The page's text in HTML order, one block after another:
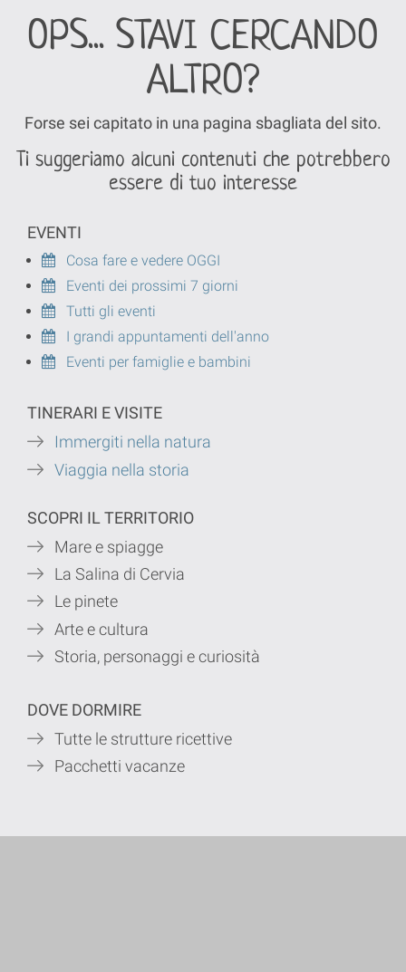
OPS... STAVI CERCANDO
ALTRO?
Forse sei capitato in una pagina sbagliata del sito.
Ti suggeriamo alcuni contenuti che potrebbero
essere di tuo interesse
EVENTI
Cosa fare e vedere OGGI
Eventi dei prossimi 7 giorni
Tutti gli eventi
I grandi appuntamenti dell'anno
Eventi per famiglie e bambini
TINERARI E VISITE
Immergiti nella natura
Viaggia nella storia
SCOPRI IL TERRITORIO
Mare e spiagge
La Salina di Cervia
Le pinete
Arte e cultura
Storia, personaggi e curiosità
DOVE DORMIRE
Tutte le strutture ricettive
Pacchetti vacanze